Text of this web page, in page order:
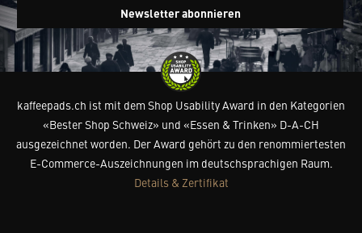
Newsletter abonnieren
kaffeepads.ch ist mit dem Shop Usability Award in den Kategorien
«Bester Shop Schweiz» und «Essen & Trinken» D-A-CH
ausgezeichnet worden. Der Award gehört zu den renommiertesten
E-Commerce-Auszeichnungen im deutschsprachigen Raum.
Details & Zertifikat